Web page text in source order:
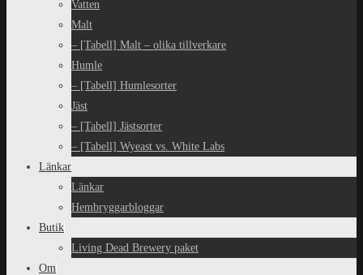
Vatten
Malt
– [Tabell] Malt – olika tillverkare
Humle
– [Tabell] Humlesorter
Jäst
– [Tabell] Jästsorter
– [Tabell] Wyeast vs. White Labs
Länkar
Länkar
Hembryggarbloggar
Butik
Living Dead Brewery paket
Om